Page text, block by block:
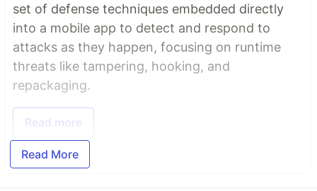
set of defense techniques embedded directly
into a mobile app to detect and respond to
attacks as they happen, focusing on runtime
threats like tampering, hooking, and
repackaging.
Read more
Read More